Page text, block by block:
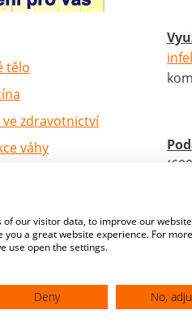
tělo
ve zdravotnictví
váhy
lékařství
webu
our visitor data, to improve our
a great website experience. For more
use open the settings.
Deny No,